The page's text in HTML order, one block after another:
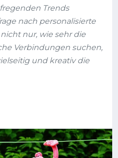
Trends
nach personalisierte
nur, wie sehr die
Verbindungen suchen,
und kreativ die